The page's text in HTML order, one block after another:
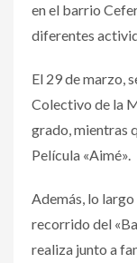
en el barrio
diferentes
El 29 de marzo,
Colectivo de la
grado, mientras
Película «Aimé».
Además, lo
recorrido del
realiza junto a